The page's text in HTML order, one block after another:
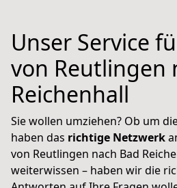
Unser Service
von Reutlingen
Reichenhall
Sie wollen umziehen? Ob um
haben das richtige Netzwerk
von Reutlingen nach Bad
weiterwissen – haben wir die